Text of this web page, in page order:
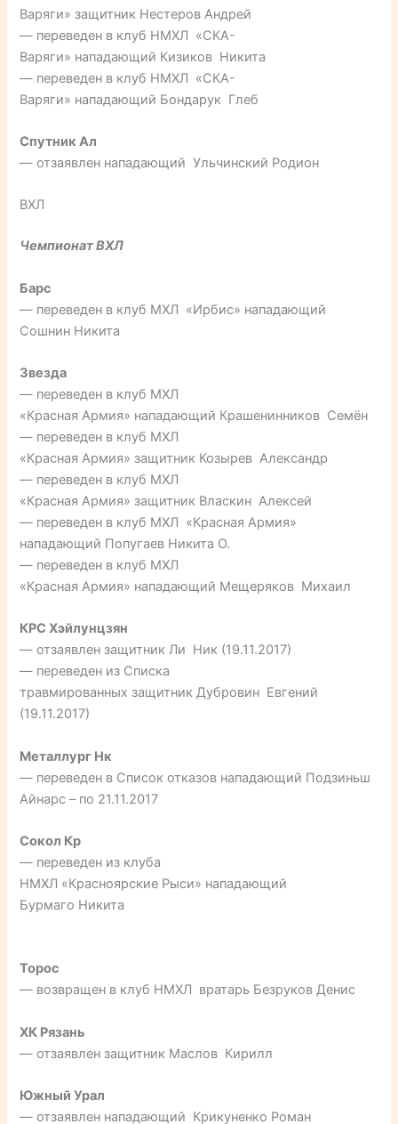
Варяги» защитник Нестеров Андрей
— переведен в клуб НМХЛ «СКА-
Варяги» нападающий Кизиков Никита
— переведен в клуб НМХЛ «СКА-
Варяги» нападающий Бондарук Глеб
Спутник Ал
— отзаявлен нападающий Ульчинский Родион
ВХЛ
Чемпионат ВХЛ
Барс
— переведен в клуб МХЛ «Ирбис» нападающий
Сошнин Никита
Звезда
— переведен в клуб МХЛ
«Красная Армия» нападающий Крашенинников Семён
— переведен в клуб МХЛ
«Красная Армия» защитник Козырев Александр
— переведен в клуб МХЛ
«Красная Армия» защитник Власкин Алексей
— переведен в клуб МХЛ «Красная Армия»
нападающий Попугаев Никита О.
— переведен в клуб МХЛ
«Красная Армия» нападающий Мещеряков Михаил
КРС Хэйлунцзян
— отзаявлен защитник Ли Ник (19.11.2017)
— переведен из Списка
травмированных защитник Дубровин Евгений
(19.11.2017)
Металлург Нк
— переведен в Список отказов нападающий Подзиньш
Айнарс – по 21.11.2017
Сокол Кр
— переведен из клуба
НМХЛ «Красноярские Рыси» нападающий
Бурмаго Никита
Торос
— возвращен в клуб НМХЛ вратарь Безруков Денис
ХК Рязань
— отзаявлен защитник Маслов Кирилл
Южный Урал
— отзаявлен нападающий Крикуненко Роман